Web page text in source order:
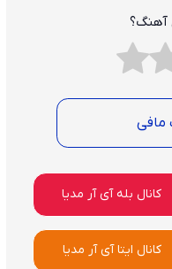
آهنگ؟
مافی
کانال بله آی آر مدیا
کانال ایتا آی آر مدیا